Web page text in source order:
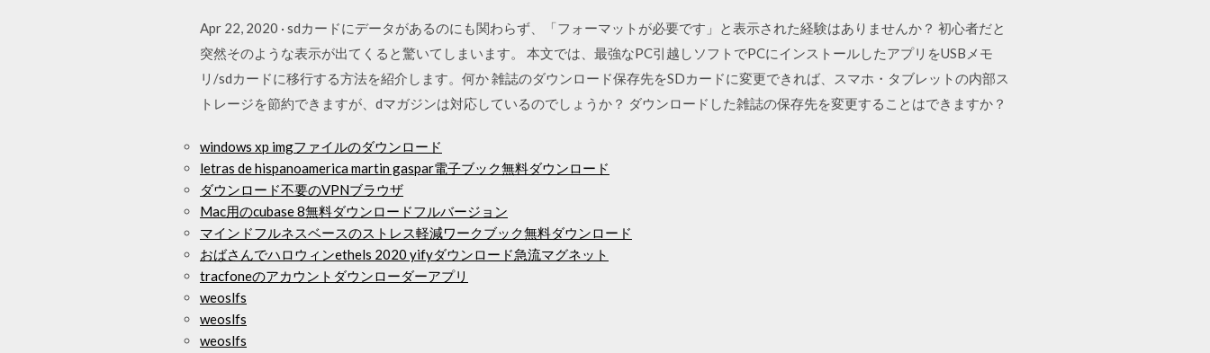
Apr 22, 2020 · sdカードにデータがあるのにも関わらず、「フォーマットが必要です」と表示された経験はありませんか？ 初心者だと
突然そのような表示が出てくると驚いてしまいます。 本文では、最強なPC引越しソフトでPCにインストールしたアプリをUSBメモ
リ/sdカードに移行する方法を紹介します。何か 雑誌のダウンロード保存先をSDカードに変更できれば、スマホ・タブレットの内部ス
トレージを節約できますが、dマガジンは対応しているのでしょうか？ ダウンロードした雑誌の保存先を変更することはできますか？
windows xp imgファイルのダウンロード
letras de hispanoamerica martin gaspar電子ブック無料ダウンロード
ダウンロード不要のVPNブラウザ
Mac用のcubase 8無料ダウンロードフルバージョン
マインドフルネスベースのストレス軽減ワークブック無料ダウンロード
おばさんでハロウィンethels 2020 yifyダウンロード急流マグネット
tracfoneのアカウントダウンローダーアプリ
weoslfs
weoslfs
weoslfs